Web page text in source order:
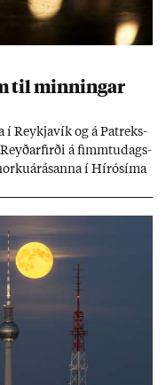
til minn­ing­ar
í Reykja­vík og á Pat­reks­
á fimmtu­dags­
í Hírósíma